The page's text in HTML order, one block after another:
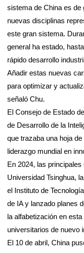
sistema de China es de
nuevas disciplinas
este gran sistema.
general ha estado,
rápido desarrollo
Añadir estas nuevas
para optimizar y
señaló Chu.
El Consejo de Estado
de Desarrollo de la
que trazaba una hoja
liderazgo mundial en
En 2024, las
Universidad Tsinghua,
el Instituto de
de IA y lanzado planes
la alfabetización en
universitarios de nuevo
El 10 de abril, China